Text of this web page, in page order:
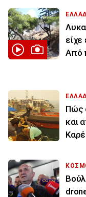
Από
Πώς
και